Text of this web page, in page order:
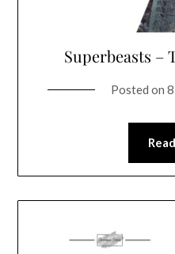
Superbeasts –
Posted on